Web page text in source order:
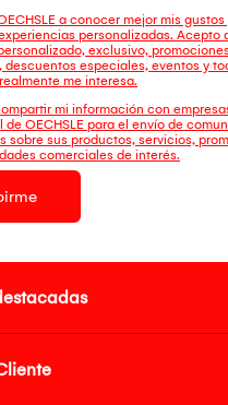
a conocer mejor mis
personalizadas. Acepto
exclusivo,
descuentos especiales, eventos y
me interesa.
mi información con
de OECHSLE para el envío de
sobre sus productos, servicios,
comerciales de interés.